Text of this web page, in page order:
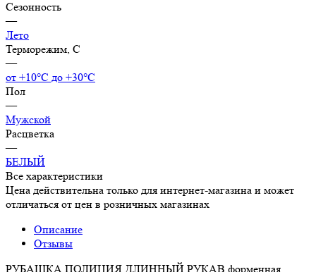
Сезонность
—
Лето
Терморежим, C
—
от +10°С до +30°С
Пол
—
Мужской
Расцветка
—
БЕЛЫЙ
Все характеристики
Цена действительна только для интернет-магазина и может
отличаться от цен в розничных магазинах
Описание
Отзывы
РУБАШКА ПОЛИЦИЯ ДЛИННЫЙ РУКАВ форменная,